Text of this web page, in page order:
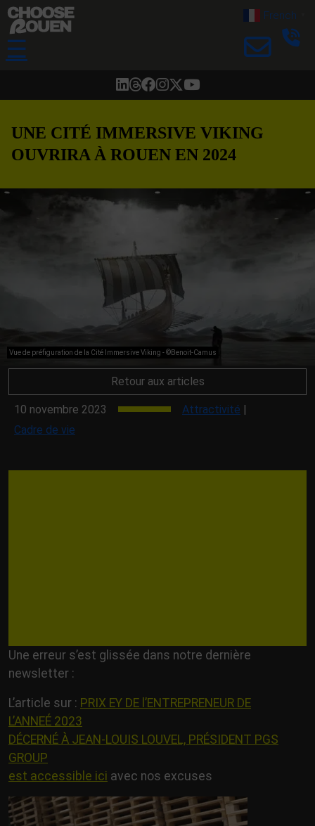
☰
French
UNE CITÉ IMMERSIVE VIKING
OUVRIRA À ROUEN EN 2024
Vue de préfiguration de la Cité Immersive Viking - ©Benoit-Camus
Retour aux articles
10 novembre 2023 Attractivité |
Cadre de vie
Une erreur s’est glissée dans notre dernière
newsletter :
L’article sur : PRIX EY DE l’ENTREPRENEUR DE
L’ANNEÉ 2023
DÉCERNÉ À JEAN-LOUIS LOUVEL, PRÉSIDENT PGS
GROUP
est accessible ici avec nos excuses